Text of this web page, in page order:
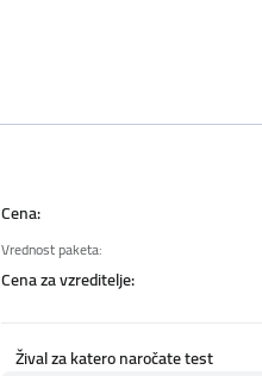
Cena:
Vrednost paketa:
Cena za vzreditelje:
Žival za katero naročate test